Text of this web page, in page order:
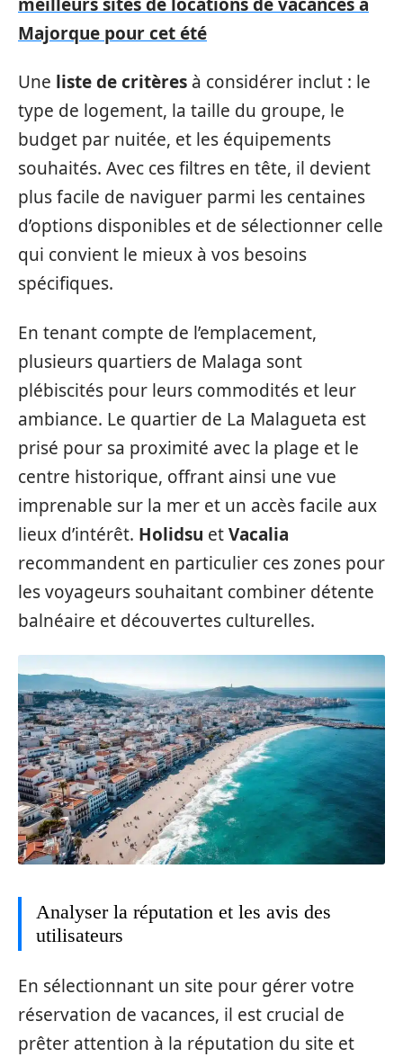
Majorque pour cet été
Une liste de critères à considérer inclut : le
type de logement, la taille du groupe, le
budget par nuitée, et les équipements
souhaités. Avec ces filtres en tête, il devient
plus facile de naviguer parmi les centaines
d’options disponibles et de sélectionner celle
qui convient le mieux à vos besoins
spécifiques.
En tenant compte de l’emplacement,
plusieurs quartiers de Malaga sont
plébiscités pour leurs commodités et leur
ambiance. Le quartier de La Malagueta est
prisé pour sa proximité avec la plage et le
centre historique, offrant ainsi une vue
imprenable sur la mer et un accès facile aux
lieux d’intérêt. Holidsu etVacalia
recommandent en particulier ces zones pour
les voyageurs souhaitant combiner détente
balnéaire et découvertes culturelles.
Analyser la réputation et les avis des
utilisateurs
En sélectionnant un site pour gérer votre
réservation de vacances, il est crucial de
prêter attention à la réputation du site et